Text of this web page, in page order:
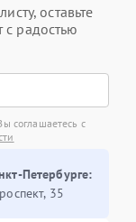
оставьте
радостью
соглашаетесь с
Петербурге:
35